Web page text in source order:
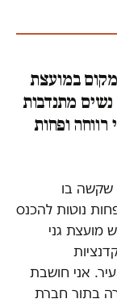
במועצת
מתנדבות
ופחות
שקשה בו
נוטות להכנס
מועצת גני
אני חושבת
בתור חברת